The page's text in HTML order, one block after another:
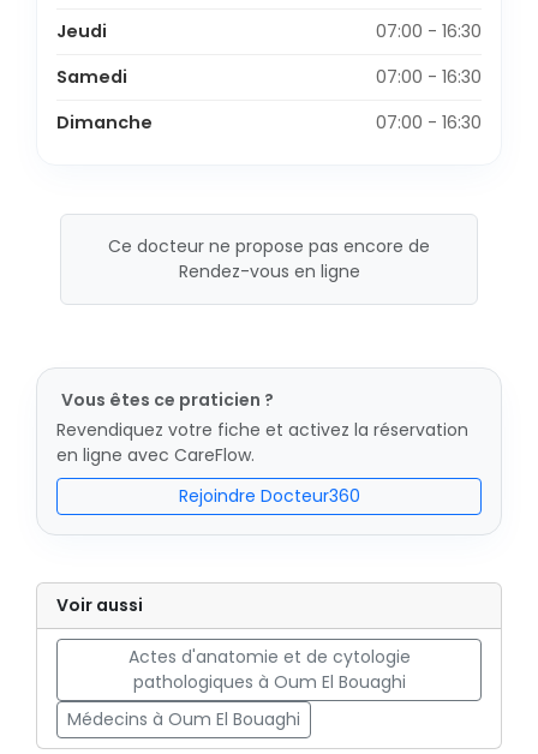
Jeudi
07:00 - 16:30
Samedi
07:00 - 16:30
Dimanche
07:00 - 16:30
Ce docteur ne propose pas encore de
Rendez-vous en ligne
Vous êtes ce praticien ?
Revendiquez votre fiche et activez la réservation
en ligne avec CareFlow.
Rejoindre Docteur360
Voir aussi
Actes d'anatomie et de cytologie
pathologiques à Oum El Bouaghi
Médecins à Oum El Bouaghi